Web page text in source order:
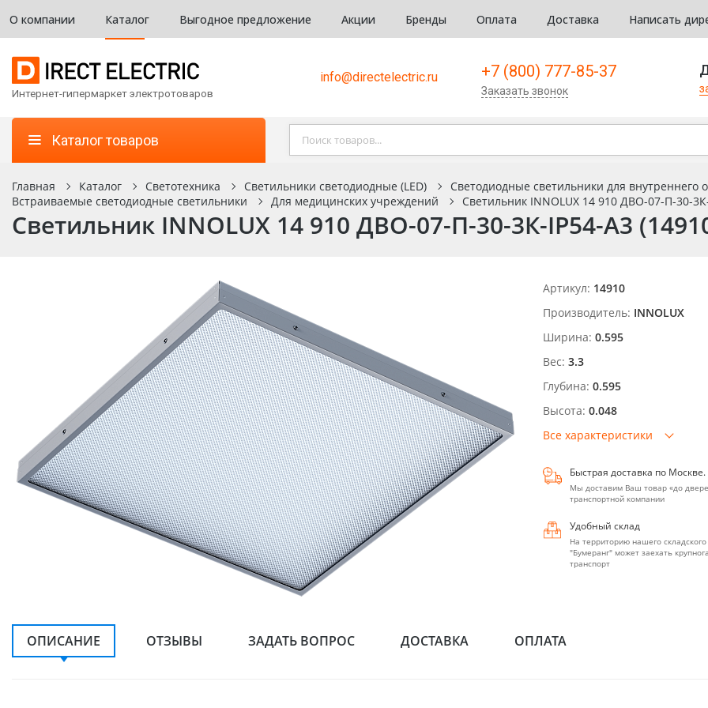
О компании Каталог Выгодное предложение Акции Бренды Оплата Доставка Написать
Интернет-гипермаркет электротоваров
info@directelectric.ru +7 (800) 777-85-37
Заказать звонок
Каталог товаров
Главная Каталог Светотехника Светильники светодиодные (LED) Светодиодные светильники для внутреннего
Встраиваемые светодиодные светильники
Для медицинских учреждений Светильник INNOLUX 14 910 ДВО-07-П-30-
Светильник INNOLUX 14 910 ДВО-07-П-30-3К-IP54-A3
Артикул: 14910
Производитель: INNOLUX
Ширина: 0.595
Вес: 3.3
Глубина: 0.595
Высота: 0.048
Все характеристики
Быстрая доставка по Москве.
Мы доставим Ваш товар «до
транспортной компании
Удобный склад
На территорию нашего
"Бумеранг" может заехать
транспорт
ОПИСАНИЕ ОТЗЫВЫ ЗАДАТЬ ВОПРОС ДОСТАВКА ОПЛАТА